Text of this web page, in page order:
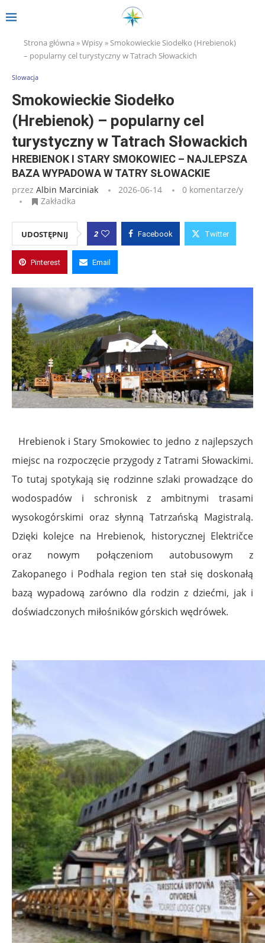
Strona główna »Wpisy»Smokowieckie Siodełko (Hrebienok)
– popularny cel turystyczny w Tatrach Słowackich
Slowacja
Smokowieckie Siodełko
(Hrebienok) – popularny cel
turystyczny w Tatrach Słowackich
HREBIENOK I STARY SMOKOWIEC – NAJLEPSZA
BAZA WYPADOWA W TATRY SŁOWACKIE
przez Albin Marciniak 2026-06-14
0 komentarze/y
Zakładka
UDOSTĘPNIJ 2 Facebook Twitter
Pinterest Email
Hrebienok i Stary Smokowiec to jedno z najlepszych
miejsc na rozpoczęcie przygody z Tatrami Słowackimi.
To tutaj spotykają się rodzinne szlaki prowadzące do
wodospadów i schronisk z ambitnymi trasami
wysokogórskimi oraz słynną Tatrzańską Magistralą.
Dzięki kolejce na Hrebienok, historycznej Električce
oraz nowym połączeniom autobusowym z
Zakopanego i Podhala region ten stał się doskonałą
bazą wypadową zarówno dla rodzin z dziećmi, jak i
doświadczonych miłośników górskich wędrówek.